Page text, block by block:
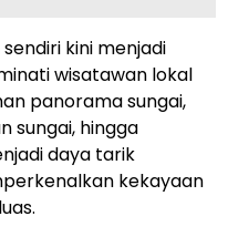
kini menjadi
wisatawan lokal
panorama sungai,
sungai, hingga
daya tarik
kekayaan